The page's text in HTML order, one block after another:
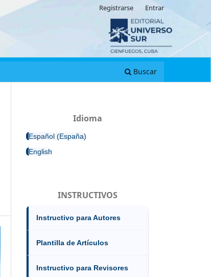
Buscar
Registrarse Entrar
Idioma
Español (España)
English
INSTRUCTIVOS
Instructivo para Autores
Plantilla de Artículos
Instructivo para Revisores